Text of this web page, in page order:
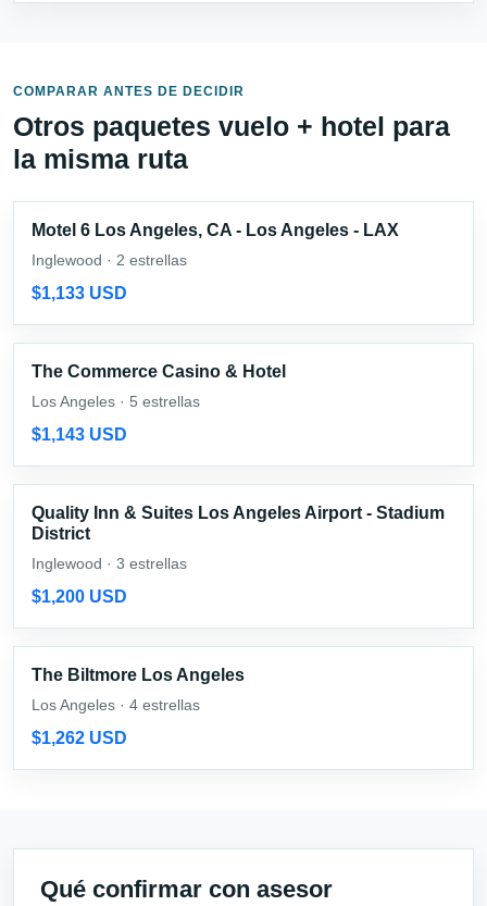
COMPARAR ANTES DE DECIDIR
Otros paquetes vuelo + hotel para
la misma ruta
Motel 6 Los Angeles, CA - Los Angeles - LAX
Inglewood · 2 estrellas
$1,133 USD
The Commerce Casino & Hotel
Los Angeles · 5 estrellas
$1,143 USD
Quality Inn & Suites Los Angeles Airport - Stadium
District
Inglewood · 3 estrellas
$1,200 USD
The Biltmore Los Angeles
Los Angeles · 4 estrellas
$1,262 USD
Qué confirmar con asesor